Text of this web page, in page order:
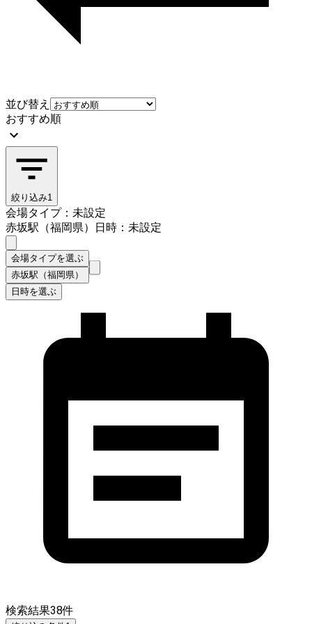
並び替え
おすすめ順
絞り込み1
会場タイプ：未設定
赤坂駅（福岡県）
日時：未設定
会場タイプを選ぶ
赤坂駅（福岡県）
日時を選ぶ
検索結果38件